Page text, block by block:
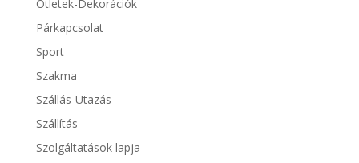
Ötletek-Dekorációk
Párkapcsolat
Sport
Szakma
Szállás-Utazás
Szállítás
Szolgáltatások lapja